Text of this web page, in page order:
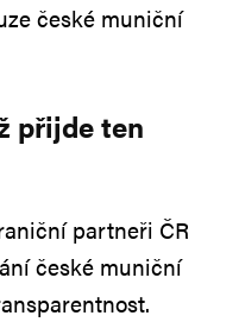
české muniční
přijde ten
partneři ČR
české muniční